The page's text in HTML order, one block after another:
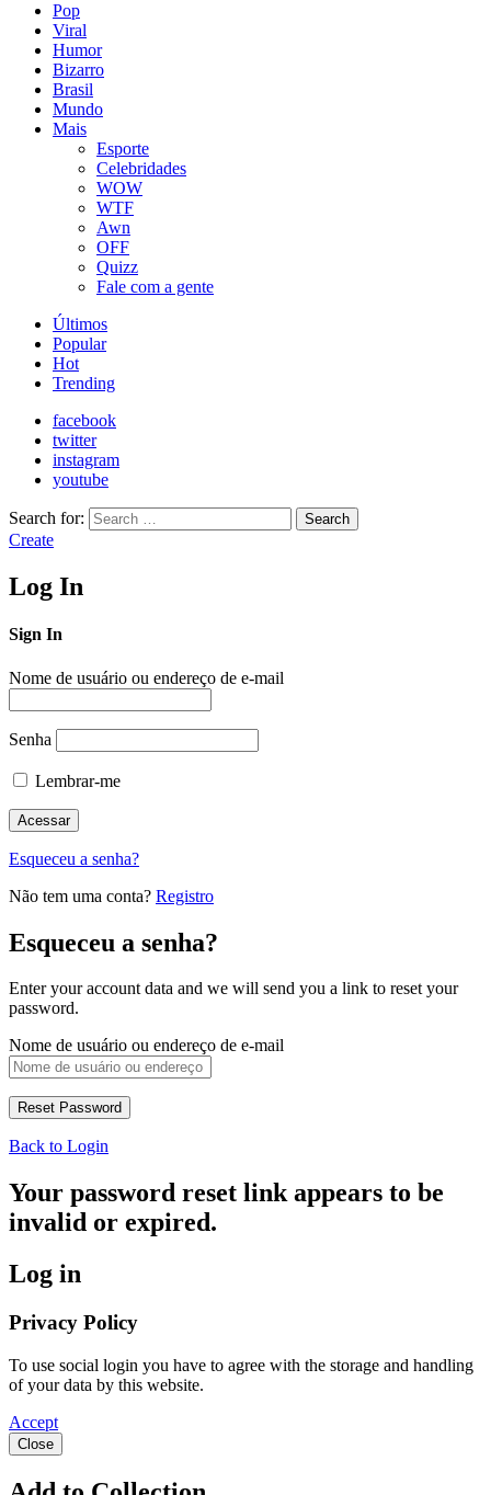
Pop
Viral
Humor
Bizarro
Brasil
Mundo
Mais
Esporte
Celebridades
WOW
WTF
Awn
OFF
Quizz
Fale com a gente
Últimos
Popular
Hot
Trending
facebook
twitter
instagram
youtube
Search for: Search
Create
Log In
Sign In
Nome de usuário ou endereço de e-mail
Senha
Lembrar-me
Esqueceu a senha?
Não tem uma conta? Registro
Esqueceu a senha?
Enter your account data and we will send you a link to reset your
password.
Nome de usuário ou endereço de e-mail
Back to Login
Your password reset link appears to be
invalid or expired.
Log in
Privacy Policy
To use social login you have to agree with the storage and handling
of your data by this website.
Accept
Close